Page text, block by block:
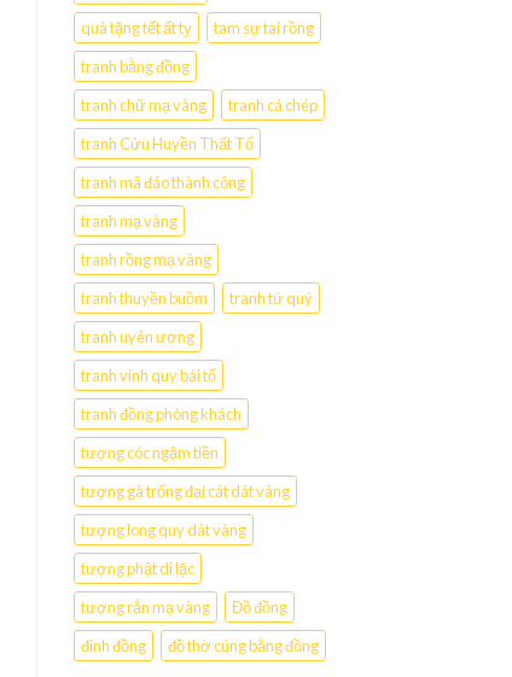
quà tặng tết ất tỵ
tam sự tai rồng
tranh bằng đồng
tranh chữ mạ vàng
tranh cá chép
tranh Cửu Huyền Thất Tổ
tranh mã đáo thành công
tranh mạ vàng
tranh rồng mạ vàng
tranh thuyền buồm
tranh tứ quý
tranh uyên ương
tranh vinh quy bái tổ
tranh đồng phòng khách
tượng cóc ngậm tiền
tượng gà trống đại cát dát vàng
tượng long quy dát vàng
tượng phật di lặc
tượng rắn mạ vàng
Đồ đồng
đỉnh đồng
đồ thờ cúng bằng đồng